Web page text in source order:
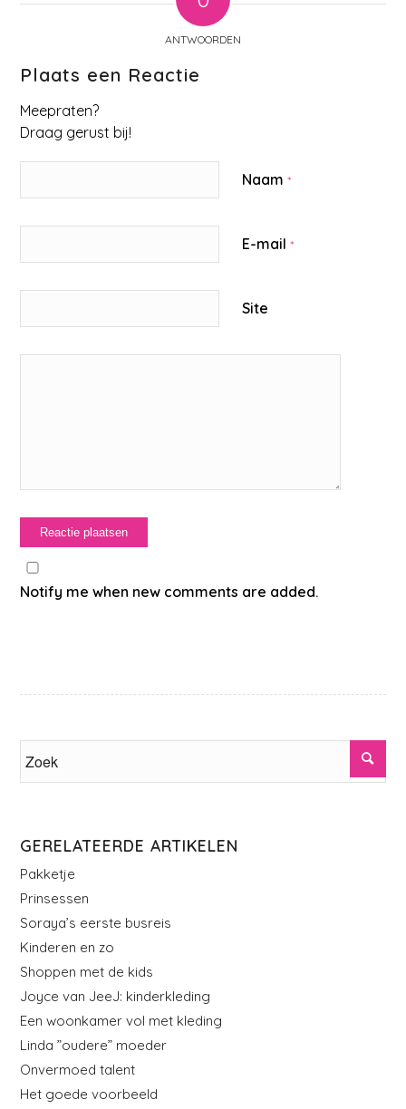
ANTWOORDEN
Plaats een Reactie
Meepraten?
Draag gerust bij!
Naam*
E-mail*
Site
Notify me when new comments are added.
GERELATEERDE ARTIKELEN
Pakketje
Prinsessen
Soraya’s eerste busreis
Kinderen en zo
Shoppen met de kids
Joyce van JeeJ: kinderkleding
Een woonkamer vol met kleding
Linda ”oudere” moeder
Onvermoed talent
Het goede voorbeeld